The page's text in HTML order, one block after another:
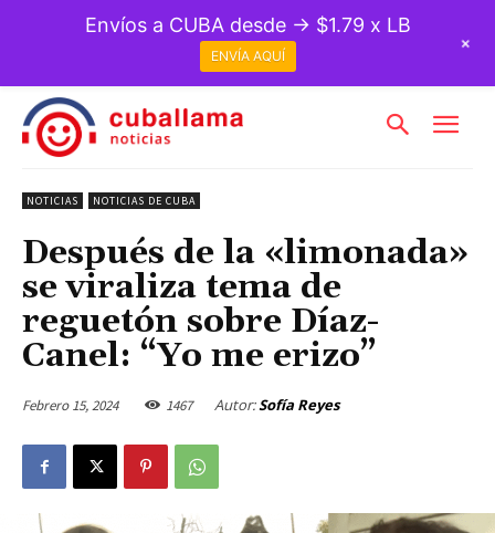
NOTICIAS NOTICIAS DE CUBA
Después de la «limonada»
se viraliza tema de
reguetón sobre Díaz-
Canel: “Yo me erizo”
Febrero 15, 2024 1467 Autor:Sofía Reyes
Envíos a CUBA desde → $1.79 x LB
ENVÍA AQUÍ
+